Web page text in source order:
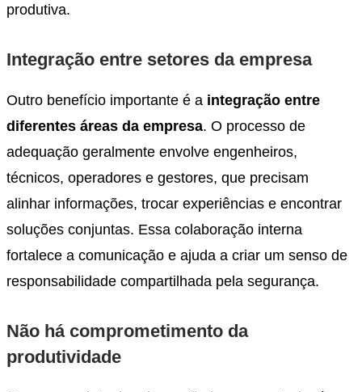
produtiva.
Integração entre setores da empresa
Outro benefício importante é a integração entre
diferentes áreas da empresa. O processo de
adequação geralmente envolve engenheiros,
técnicos, operadores e gestores, que precisam
alinhar informações, trocar experiências e encontrar
soluções conjuntas. Essa colaboração interna
fortalece a comunicação e ajuda a criar um senso de
responsabilidade compartilhada pela segurança.
Não há comprometimento da
produtividade